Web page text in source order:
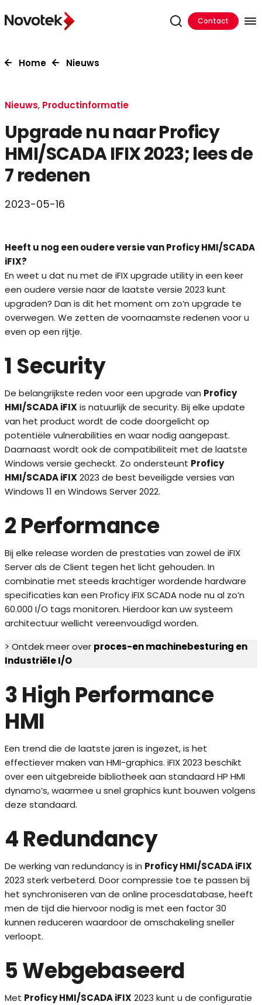
Contact
Home Nieuws
Nieuws, Productinformatie
Upgrade nu naar Proficy
HMI/SCADA IFIX 2023; lees de
7 redenen
2023-05-16
Heeft u nog een oudere versie van Proficy HMI/SCADA
iFIX?
En weet u dat nu met de iFIX upgrade utility in een keer
een oudere versie naar de laatste versie 2023 kunt
upgraden? Dan is dit het moment om zo’n upgrade te
overwegen. We zetten de voornaamste redenen voor u
even op een rijtje.
1 Security
De belangrijkste reden voor een upgrade van Proficy
HMI/SCADA iFIX is natuurlijk de security. Bij elke update
van het product wordt de code doorgelicht op
potentiële vulnerabilities en waar nodig aangepast.
Daarnaast wordt ook de compatibiliteit met de laatste
Windows versie gecheckt. Zo ondersteunt Proficy
HMI/SCADA iFIX 2023 de best beveiligde versies van
Windows 11 en Windows Server 2022.
2 Performance
Bij elke release worden de prestaties van zowel de iFIX
Server als de Client tegen het licht gehouden. In
combinatie met steeds krachtiger wordende hardware
specificaties kan een Proficy iFIX SCADA node nu al zo’n
60.000 I/O tags monitoren. Hierdoor kan uw systeem
architectuur wellicht vereenvoudigd worden.
> Ontdek meer over proces-en machinebesturing en
Industriële I/O
3 High Performance
HMI
Een trend die de laatste jaren is ingezet, is het
effectiever maken van HMI-graphics. iFIX 2023 beschikt
over een uitgebreide bibliotheek aan standaard HP HMI
dynamo’s, waarmee u snel graphics kunt bouwen volgens
deze standaard.
4 Redundancy
De werking van redundancy is in Proficy HMI/SCADA iFIX
2023 sterk verbeterd. Door compressie toe te passen bij
het synchroniseren van de online procesdatabase, heeft
men de tijd die hiervoor nodig is met een factor 30
kunnen reduceren waardoor de omschakeling sneller
verloopt.
5 Webgebaseerd
Met Proficy HMI/SCADA iFIX 2023 kunt u de configuratie